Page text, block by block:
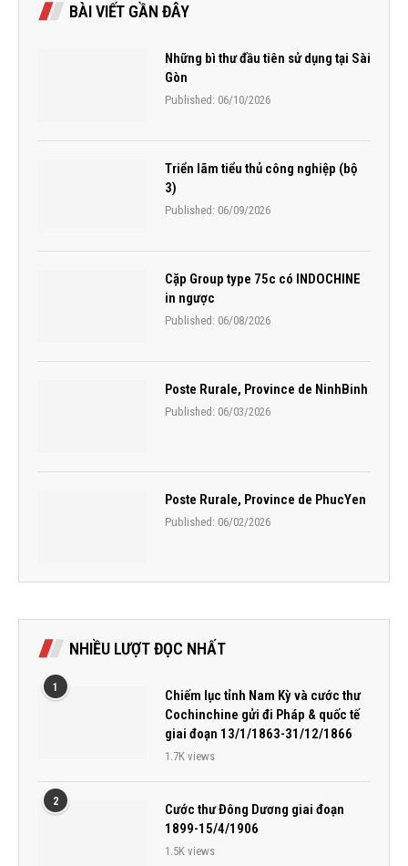
BÀI VIẾT GẦN ĐÂY
Những bì thư đầu tiên sử dụng tại Sài
Gòn
Published: 06/10/2026
Triển lãm tiểu thủ công nghiệp (bộ
3)
Published: 06/09/2026
Cặp Group type 75c có INDOCHINE
in ngược
Published: 06/08/2026
Poste Rurale, Province de NinhBinh
Published: 06/03/2026
Poste Rurale, Province de PhucYen
Published: 06/02/2026
NHIỀU LƯỢT ĐỌC NHẤT
1
Chiếm lục tỉnh Nam Kỳ và cước thư
Cochinchine gửi đi Pháp & quốc tế
giai đoạn 13/1/1863-31/12/1866
1.7K views
2
Cước thư Đông Dương giai đoạn
1899-15/4/1906
1.5K views